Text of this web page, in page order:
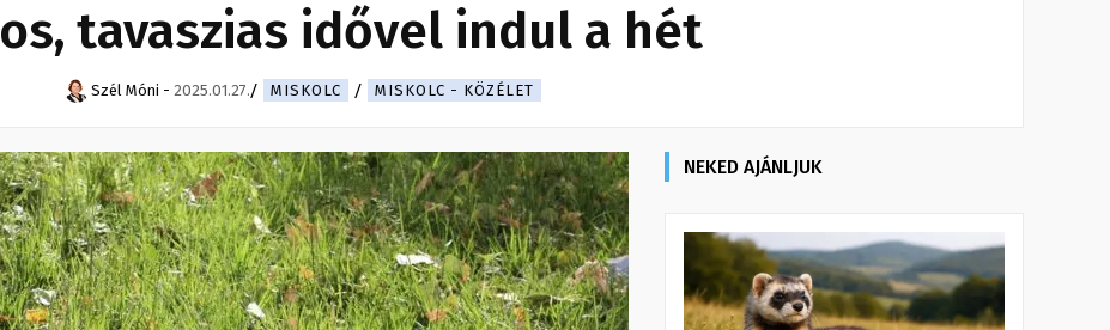
tavaszias idővel indul a hét
Szél Móni - 2025.01.27. MISKOLC MISKOLC - KÖZÉLET
NEKED AJÁNLJUK